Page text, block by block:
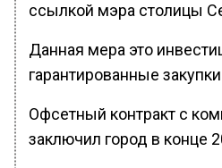
ссылкой мэра столицы
Данная мера это
гарантированные
Офсетный контракт с
заключил город в конце